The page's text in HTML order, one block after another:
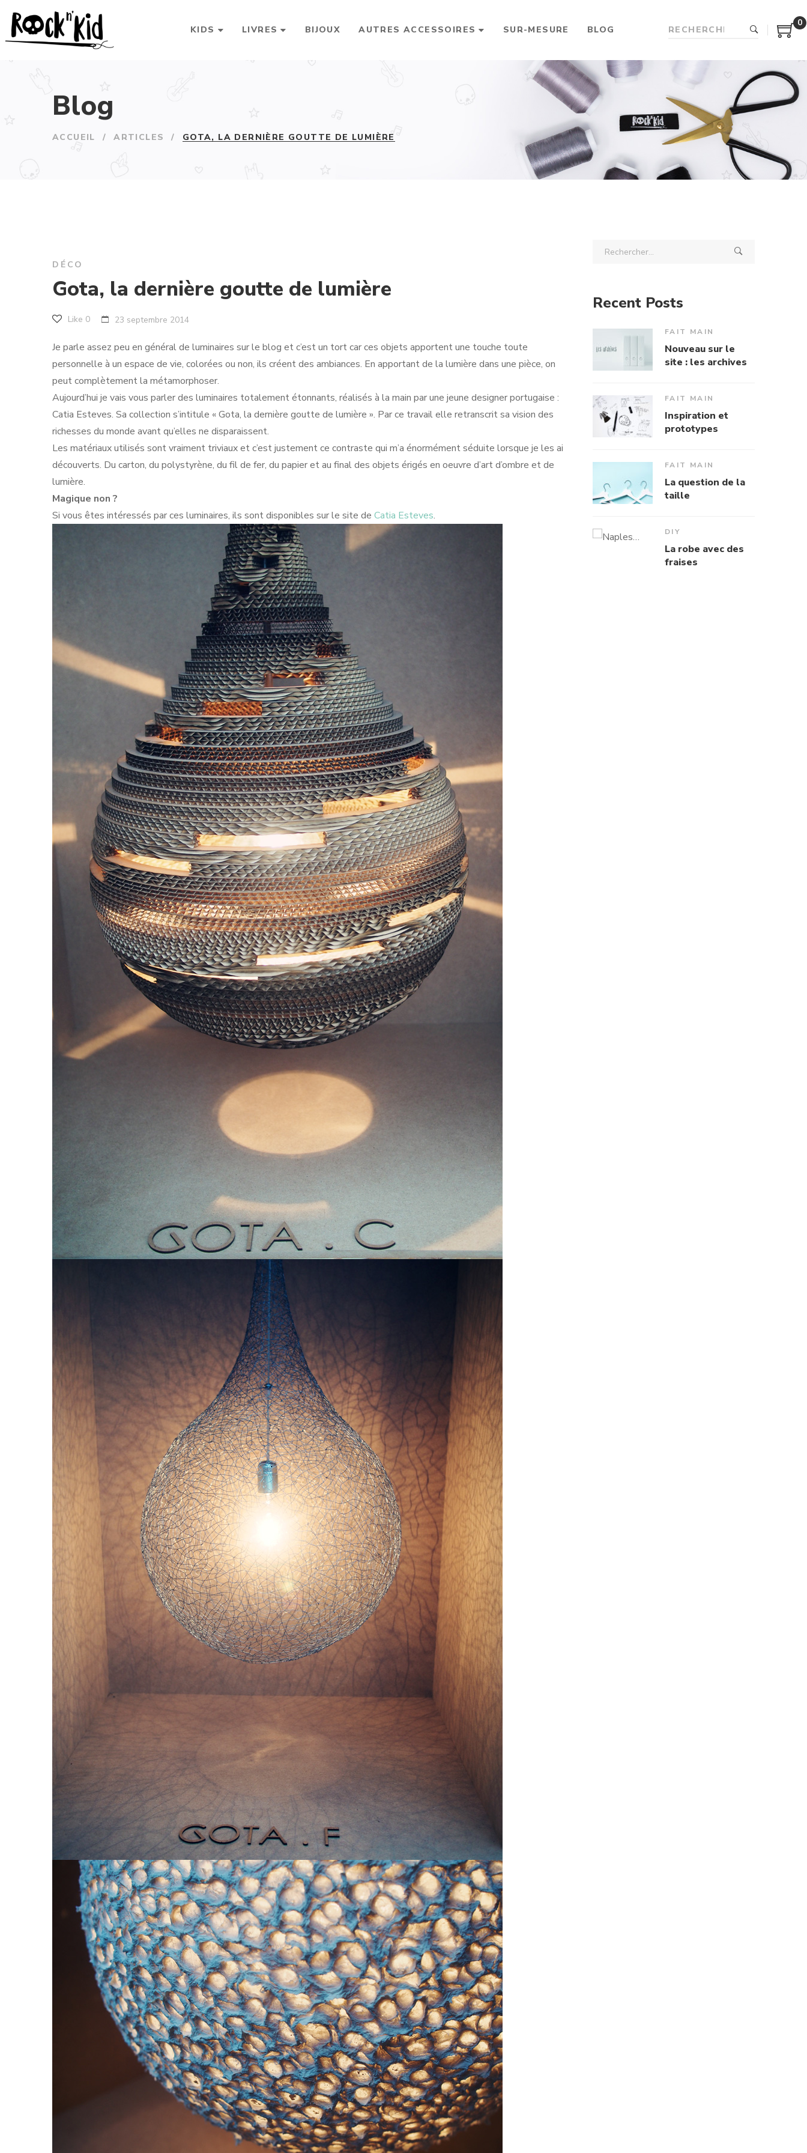
KIDS LIVRES BIJOUX AUTRES ACCESSOIRES SUR-MESURE BLOG
0
Blog
ACCUEIL / ARTICLES / GOTA, LA DERNIÈRE GOUTTE DE LUMIÈRE
DÉCO
Gota, la dernière goutte de lumière
Like 0 23 septembre 2014
Je parle assez peu en général de luminaires sur le blog et c’est un tort car ces objets apportent une touche toute
personnelle à un espace de vie, colorées ou non, ils créent des ambiances. En apportant de la lumière dans une pièce, on
peut complètement la métamorphoser.
Aujourd’hui je vais vous parler des luminaires totalement étonnants, réalisés à la main par une jeune designer portugaise :
Catia Esteves. Sa collection s’intitule « Gota, la dernière goutte de lumière ». Par ce travail elle retranscrit sa vision des
richesses du monde avant qu’elles ne disparaissent.
Les matériaux utilisés sont vraiment triviaux et c’est justement ce contraste qui m’a énormément séduite lorsque je les ai
découverts. Du carton, du polystyrène, du fil de fer, du papier et au final des objets érigés en oeuvre d’art d’ombre et de
lumière.
Magique non ?
Si vous êtes intéressés par ces luminaires, ils sont disponibles sur le site de Catia Esteves.
Recent Posts
FAIT MAIN
Nouveau sur le
site : les archives
FAIT MAIN
Inspiration et
prototypes
FAIT MAIN
La question de la
taille
DIY
La robe avec des
fraises